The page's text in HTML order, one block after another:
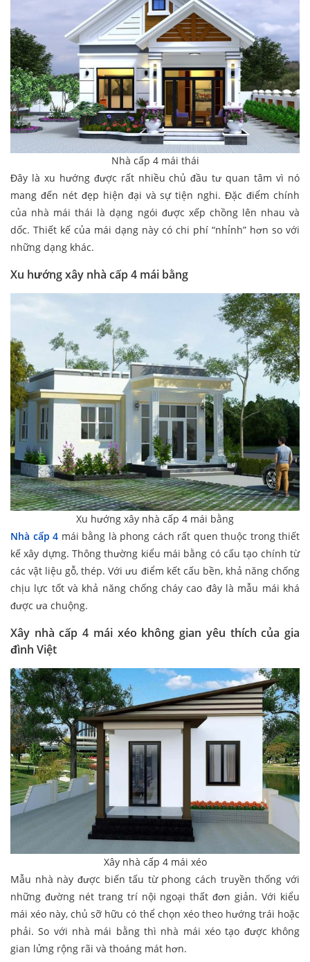
Nhà cấp 4 mái thái
Đây là xu hướng được rất nhiều chủ đầu tư quan tâm vì nó
mang đến nét đẹp hiện đại và sự tiện nghi. Đặc điểm chính
của nhà mái thái là dạng ngói được xếp chồng lên nhau và
dốc. Thiết kế của mái dạng này có chi phí “nhỉnh” hơn so với
những dạng khác.
Xu hướng xây nhà cấp 4 mái bằng
Xu hướng xây nhà cấp 4 mái bằng
Nhà cấp 4 mái bằng là phong cách rất quen thuộc trong thiết
kế xây dựng. Thông thường kiểu mái bằng có cấu tạo chính từ
các vật liệu gỗ, thép. Với ưu điểm kết cấu bền, khả năng chống
chịu lực tốt và khả năng chống cháy cao đây là mẫu mái khá
được ưa chuộng.
Xây nhà cấp 4 mái xéo không gian yêu thích của gia
đình Việt
Xây nhà cấp 4 mái xéo
Mẫu nhà này được biến tấu từ phong cách truyền thống với
những đường nét trang trí nội ngoại thất đơn giản. Với kiểu
mái xéo này, chủ sỡ hữu có thể chọn xéo theo hướng trái hoặc
phải. So với nhà mái bằng thì nhà mái xéo tạo được không
gian lửng rộng rãi và thoáng mát hơn.